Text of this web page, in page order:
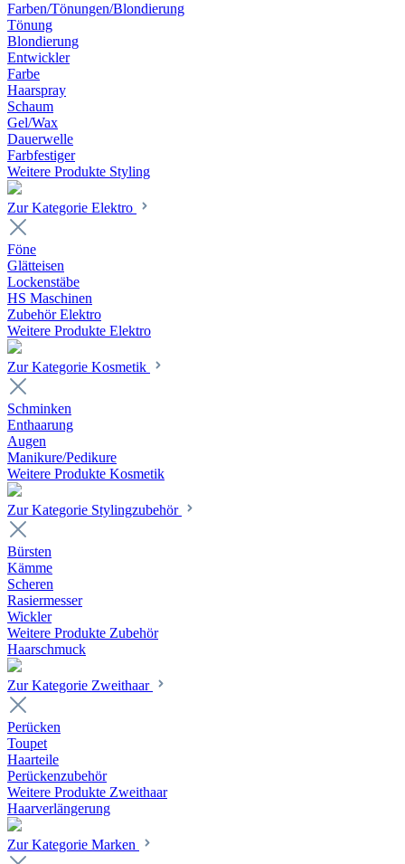
Farben/Tönungen/Blondierung
Tönung
Blondierung
Entwickler
Farbe
Haarspray
Schaum
Gel/Wax
Dauerwelle
Farbfestiger
Weitere Produkte Styling
Zur Kategorie Elektro
Föne
Glätteisen
Lockenstäbe
HS Maschinen
Zubehör Elektro
Weitere Produkte Elektro
Zur Kategorie Kosmetik
Schminken
Enthaarung
Augen
Manikure/Pedikure
Weitere Produkte Kosmetik
Zur Kategorie Stylingzubehör
Bürsten
Kämme
Scheren
Rasiermesser
Wickler
Weitere Produkte Zubehör
Haarschmuck
Zur Kategorie Zweithaar
Perücken
Toupet
Haarteile
Perückenzubehör
Weitere Produkte Zweithaar
Haarverlängerung
Zur Kategorie Marken